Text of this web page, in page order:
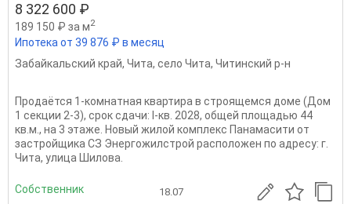
8 322 600 ₽
189 150 ₽ за м2
Ипотека от 39 876 ₽ в месяц
Забайкальский край, Чита, село Чита, Читинский р-н
Продаётся 1-комнатная квартира в строящемся доме (Дом
1 секции 2-3), срок сдачи: I-кв. 2028, общей площадью 44
кв.м., на 3 этаже. Новый жилой комплекс Панамасити от
застройщика СЗ Энергожилстрой расположен по адресу: г.
Чита, улица Шилова.
Собственник 18.07